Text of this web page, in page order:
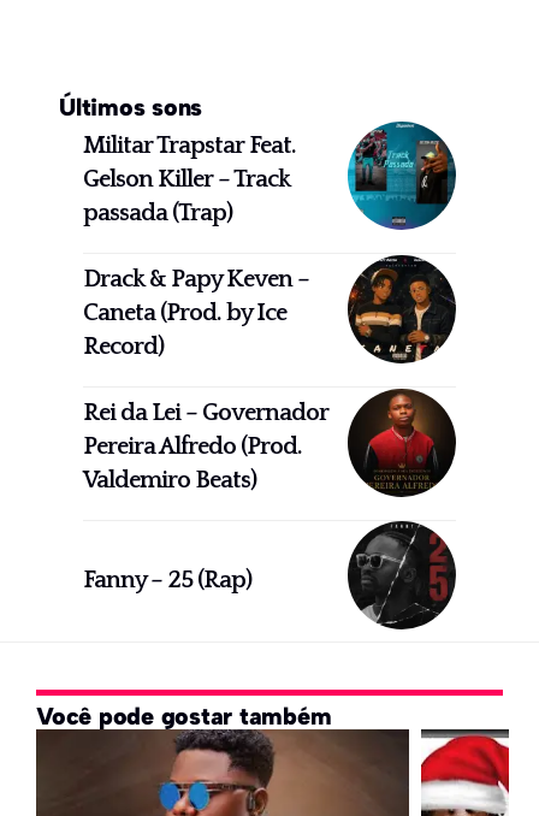
Últimos sons
Militar Trapstar Feat.
Gelson Killer – Track
passada (Trap)
Drack & Papy Keven –
Caneta (Prod. by Ice
Record)
Rei da Lei – Governador
Pereira Alfredo (Prod.
Valdemiro Beats)
Fanny – 25 (Rap)
Você pode gostar também